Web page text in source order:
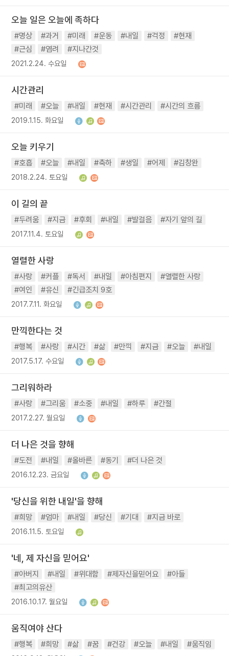
오늘 일은 오늘에 족하다
#명상 #과거 #미래 #운동 #내일 #걱정
#현재
#근심
#염려 #지나간것
2021.2.24. 수요일
시간관리
#미래 #오늘 #내일 #현재 #시간관리 #시간의 흐름
2019.1.15. 화요일
오늘 키우기
#호흡 #오늘 #내일 #축하 #생일 #어제 #김창완
2018.2.24. 토요일
이 길의 끝
#두려움 #지금 #후회 #내일 #발걸음 #자기 앞의 길
2017.11.4. 토요일
열렬한 사랑
#사랑 #커플 #독서 #내일 #아침편지
#열렬한 사랑
#여인
#유신 #긴급조치 9호
2017.7.11. 화요일
만끽한다는 것
#행복 #사랑 #시간 #삶 #만끽 #지금 #오늘 #내일
2017.5.17. 수요일
그리워하라
#사랑 #그리움 #소중 #내일 #하루 #간절
2017.2.27. 월요일
더 나은 것을 향해
#도전 #내일 #올바른 #동기 #더 나은 것
2016.12.23. 금요일
'당신을 위한 내일'을 향해
#희망 #엄마 #내일 #당신 #기대 #지금 바로
2016.11.5. 토요일
'네, 제 자신을 믿어요'
#아버지 #내일 #위대함 #제자신을믿어요
#아들
#최고의유산
2016.10.17. 월요일
움직여야 산다
#행복 #희망 #삶 #꿈 #건강 #오늘 #내일 #움직임